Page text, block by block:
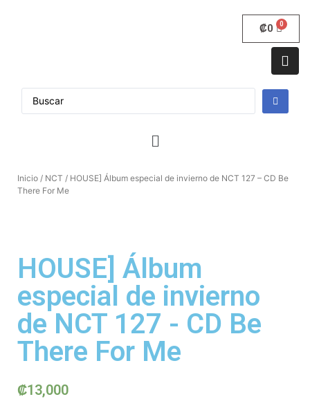
₡0
Inicio / NCT / HOUSE] Álbum especial de invierno de NCT 127 – CD Be
There For Me
HOUSE] Álbum
especial de invierno
de NCT 127 - CD Be
There For Me
₡13,000